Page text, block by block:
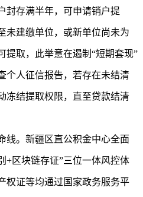
封存满半年，可申请销户提
未建缴单位，或新单位尚未为
提取，此举意在遏制“短期套现”
个人征信报告，若存在未结清
冻结提取权限，直至贷款结清
线。新疆区直公积金中心全面
+区块链存证”三位一体风控体
权证等均通过国家政务服务平